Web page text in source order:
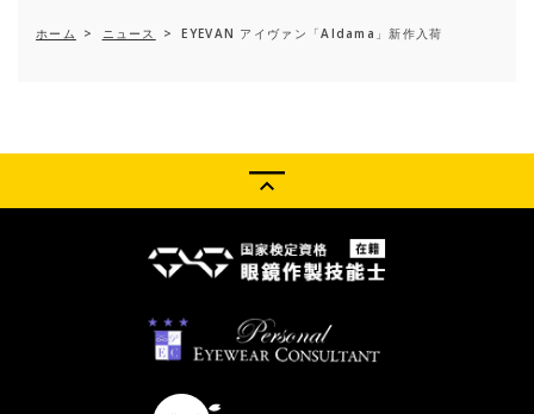
ホーム > ニュース > EYEVAN アイヴァン「Aldama」新作入荷